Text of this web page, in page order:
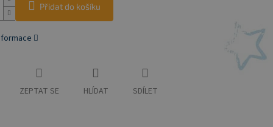
Přidat do košíku
ZEPTAT SE HLÍDAT SDÍLET